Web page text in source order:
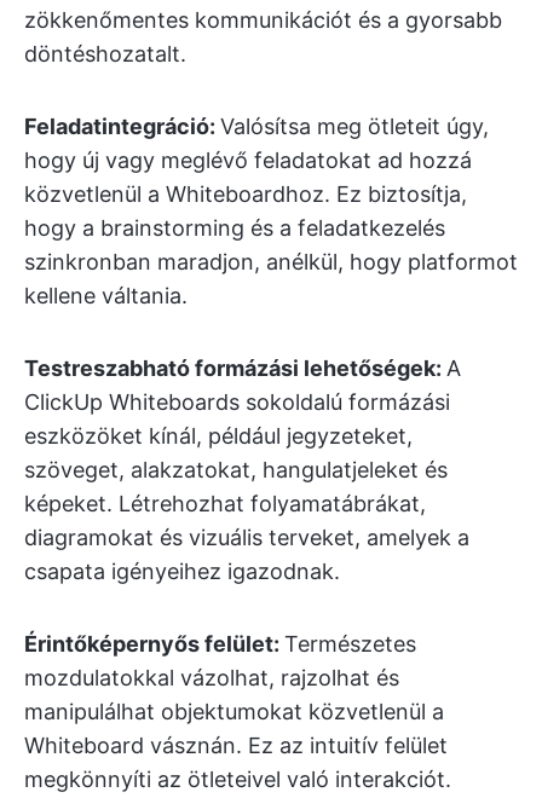
zökkenőmentes kommunikációt és a gyorsabb
döntéshozatalt.
Feladatintegráció: Valósítsa meg ötleteit úgy,
hogy új vagy meglévő feladatokat ad hozzá
közvetlenül a Whiteboardhoz. Ez biztosítja,
hogy a brainstorming és a feladatkezelés
szinkronban maradjon, anélkül, hogy platformot
kellene váltania.
Testreszabható formázási lehetőségek: A
ClickUp Whiteboards sokoldalú formázási
eszközöket kínál, például jegyzeteket,
szöveget, alakzatokat, hangulatjeleket és
képeket. Létrehozhat folyamatábrákat,
diagramokat és vizuális terveket, amelyek a
csapata igényeihez igazodnak.
Érintőképernyős felület: Természetes
mozdulatokkal vázolhat, rajzolhat és
manipulálhat objektumokat közvetlenül a
Whiteboard vásznán. Ez az intuitív felület
megkönnyíti az ötleteivel való interakciót.